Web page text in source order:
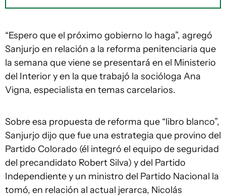
“Espero que el próximo gobierno lo haga”, agregó
Sanjurjo en relación a la reforma penitenciaria que
la semana que viene se presentará en el Ministerio
del Interior y en la que trabajó la socióloga Ana
Vigna, especialista en temas carcelarios.
Sobre esa propuesta de reforma que “libro blanco”,
Sanjurjo dijo que fue una estrategia que provino del
Partido Colorado (él integró el equipo de seguridad
del precandidato Robert Silva) y del Partido
Independiente y un ministro del Partido Nacional la
tomó, en relación al actual jerarca, Nicolás